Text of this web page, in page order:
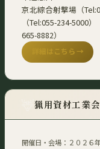
京北綜合射撃場（
（Tel:055-234-
665-8882）
詳細はこちら →
猟用資材工業
開催日・会場：２０２６